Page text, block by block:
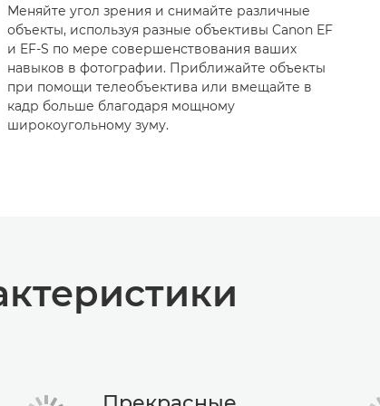
Меняйте угол зрения и снимайте различные
объекты, используя разные объективы Canon EF
и EF-S по мере совершенствования ваших
навыков в фотографии. Приближайте объекты
при помощи телеобъектива или вмещайте в
кадр больше благодаря мощному
широкоугольному зуму.